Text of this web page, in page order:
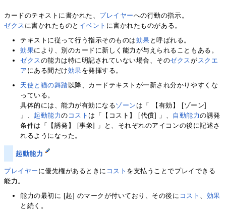
カードのテキストに書かれた、 プレイヤーへの行動の指示。
ゼクス に書かれたものと イベント に書かれたものがある。
テキストに従って行う指示そのものは効果 と呼ばれる。
効果により、別のカードに新しく能力が与えられることもある。
ゼクスの能力は特に明記されていない場合、そのゼクスがスクエ
ア にある間だけ効果を発揮する。
天使と猫の舞踏 以降、カードテキストが一新され分かりやすくな
っている。
具体的には、能力が有効になるゾーン は「 【有効】 [ゾーン]
」、 起動能力の コスト は「【コスト】 [代償] 」、 自動能力の誘発
条件は「【誘発】 [事象] 」と、それぞれのアイコンの後に記述さ
れるようになった。
起動能力
プレイヤー に優先権があるときに コスト を支払うことでプレイできる
能力。
能力の最初に [起] のマークが付いており、その後に コスト
効果
と続く。